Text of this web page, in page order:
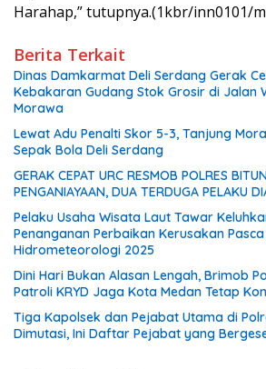
Harahap,” tutupnya.(1kbr/inn0101/
Berita Terkait
Dinas Damkarmat Deli Serdang Gerak
Kebakaran Gudang Stok Grosir di Jalan
Morawa
Lewat Adu Penalti Skor 5-3, Tanjung
Sepak Bola Deli Serdang
GERAK CEPAT URC RESMOB POLRES
PENGANIAYAAN, DUA TERDUGA PELAKU
Pelaku Usaha Wisata Laut Tawar
Penanganan Perbaikan Kerusakan
Hidrometeorologi 2025
Dini Hari Bukan Alasan Lengah, Brimob
Patroli KRYD Jaga Kota Medan Tetap
Tiga Kapolsek dan Pejabat Utama di
Dimutasi, Ini Daftar Pejabat yang